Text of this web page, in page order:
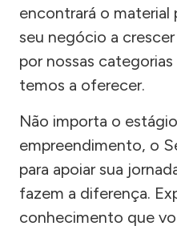
encontrará o material
seu negócio a
por nossas
temos a oferecer.
Não importa o
empreendimento, o
para apoiar sua
fazem a diferença.
conhecimento que